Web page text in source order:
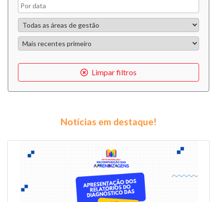
Limpar filtros
Notícias em destaque!